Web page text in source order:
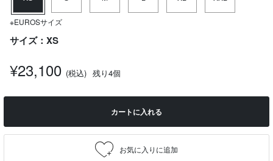
※EUROSサイズ
サイズ：XS
¥23,100 (税込) 残り4個
カートに入れる